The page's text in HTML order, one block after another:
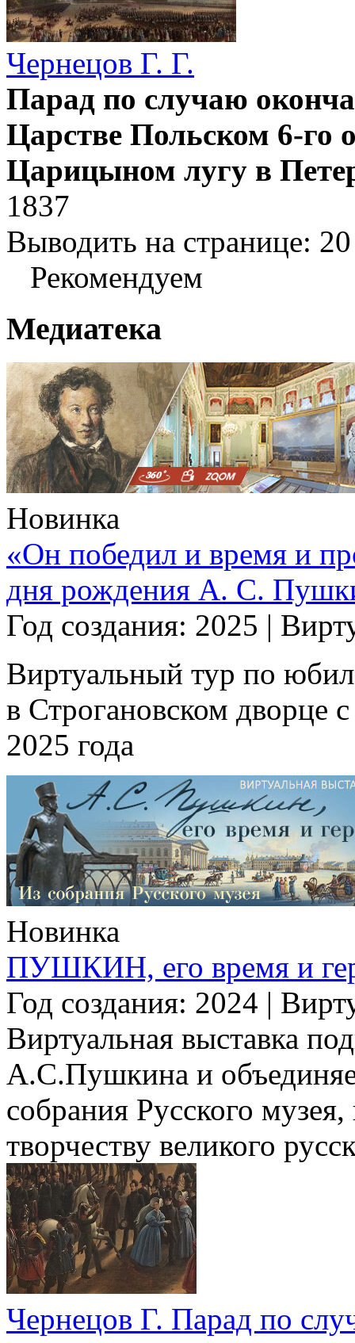
Чернецов Г. Г.
Парад по случаю
Царстве Польском 6-го
Царицыном лугу в
1837
Выводить на странице: 20
Рекомендуем
Медиатека
Новинка
«Он победил и время и
дня рождения А. С.
Год создания: 2025 |
Виртуальный тур по
в Строгановском дворце
2025 года
Новинка
ПУШКИН, его время и
Год создания: 2024 |
Виртуальная выставка
А.С.Пушкина и
собрания Русского
творчеству великого
Чернецов Г. Парад по